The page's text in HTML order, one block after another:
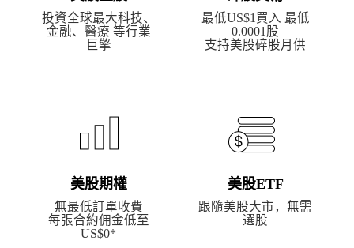
投資全球最大科技、
金融、醫療 等行業
巨擎
最低US$1買入 最低
0.0001股
支持美股碎股月供
美股期權
無最低訂單收費
每張合約佣金低至
US$0*
美股ETF
跟隨美股大市，無需
選股